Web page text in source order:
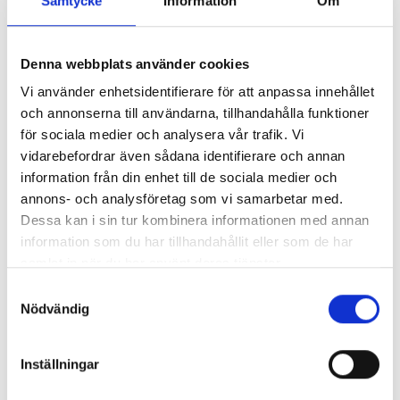
Denna webbplats använder cookies
Vi använder enhetsidentifierare för att anpassa innehållet
och annonserna till användarna, tillhandahålla funktioner
för sociala medier och analysera vår trafik. Vi
vidarebefordrar även sådana identifierare och annan
information från din enhet till de sociala medier och
annons- och analysföretag som vi samarbetar med.
Dessa kan i sin tur kombinera informationen med annan
information som du har tillhandahållit eller som de har
Nödvändig
Inställningar
– Stämmer helt eller delvis
Kommunal huvudman
46
Fristående, ickevinstdrivande huvudman
Har det på din arbets hänt att någon har fått
negativa konsekvenser på grund av att de
har påtalat brister eller haft synpunkter på
verksamheten?
Andel i
– Jag eller kollega/kollegor har fått det
Kommunal huvudman
om?
procent